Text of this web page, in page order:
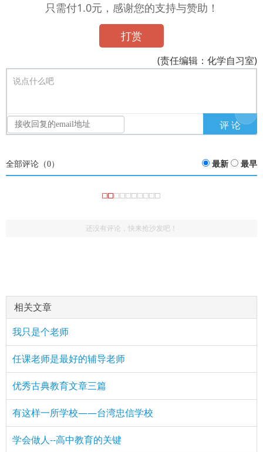
只需付1.0元，感谢您的支持与赞助！
打赏
(责任编辑：化学自习室)
说点什么吧
全部评论（0） 最新 最早
还没有评论，快来抢沙发吧！
相关文章
我只是个老师
任课老师是最好的辅导老师
优秀古典教育文章三篇
有这样一所学校——台湾忠信学校
学会做人--高中教育的关键